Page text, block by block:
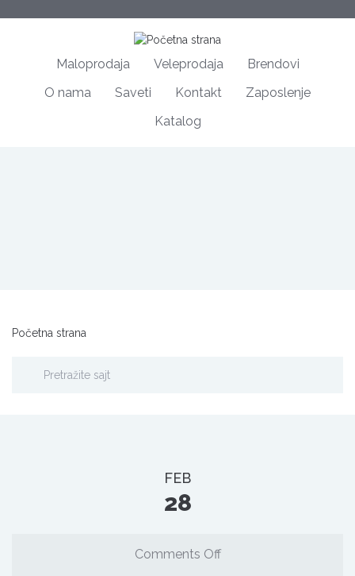
Maloprodaja Veleprodaja
Brendovi
O nama
Saveti Kontakt
Zaposlenje
Katalog
Početna strana
FEB
28
Comments Offon